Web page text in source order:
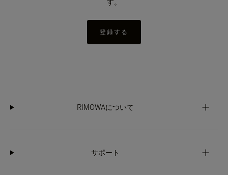
す。
登録する
RIMOWAについて
サポート